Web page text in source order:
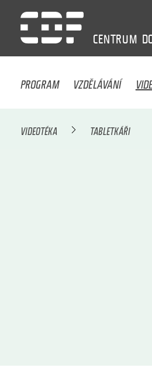
CENTRUM
PROGRAM VZDĚLÁVÁNÍ
VIDEOTÉKA TABLETKÁŘI